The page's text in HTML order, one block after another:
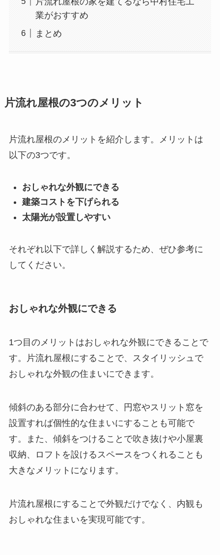
業がおすすめ
まとめ
片流れ屋根の3つのメリット
片流れ屋根のメリットを紹介します。メリットは
以下の3つです。
おしゃれな外観にできる
建築コストを下げられる
太陽光が設置しやすい
それぞれ以下で詳しく解説するため、ぜひ参考に
してください。
おしゃれな外観にできる
1つ目のメリットはおしゃれな外観にできることで
す。片流れ屋根にすることで、スタイリッシュで
おしゃれな外観の住まいにできます。
傾斜のある部分に合わせて、円窓やスリット窓を
設置すれば個性的な住まいにすることも可能で
す。また、傾斜をつけることで吹き抜けや小屋裏
収納、ロフトを設けるスペースをつくれることも
大きなメリットになります。
片流れ屋根にすることで外観だけでなく、内観も
おしゃれな住まいを実現可能です。